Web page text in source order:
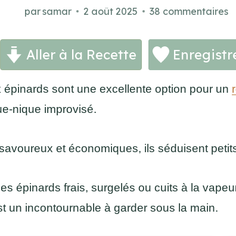
parsamar 2 août 2025 38 commentaires
Aller à la Recette
sont une excellente option pour un
nique improvisé.
et économiques, ils séduisent
épinards frais, surgelés ou cuits à la
un incontournable à garder sous la main.